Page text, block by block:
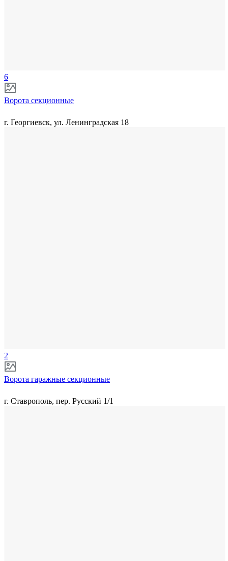
6
Ворота секционные
г. Георгиевск, ул. Ленинградская 18
2
Ворота гаражные секционные
г. Ставрополь, пер. Русский 1/1